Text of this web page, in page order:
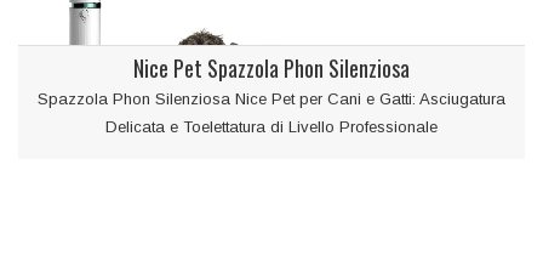
Nice Pet Spazzola Phon Silenziosa
Spazzola Phon Silenziosa Nice Pet per Cani e Gatti: Asciugatura
Delicata e Toelettatura di Livello Professionale